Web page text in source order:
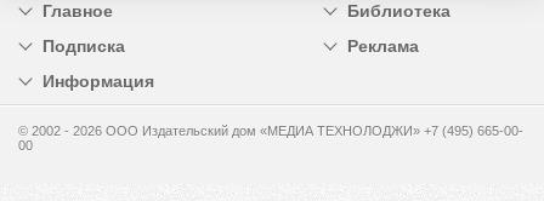
Главное
Библиотека
Подписка
Реклама
Информация
© 2002 - 2026 OOO Издательский дом «МЕДИА ТЕХНОЛОДЖИ» +7 (495) 665-00-
00